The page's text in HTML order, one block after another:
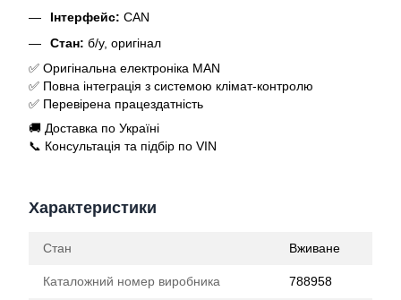
Інтерфейс: CAN
Стан: б/у, оригінал
✅ Оригінальна електроніка MAN
✅ Повна інтеграція з системою клімат-контролю
✅ Перевірена працездатність
🚚 Доставка по Україні
📞 Консультація та підбір по VIN
Характеристики
Стан Вживане
Каталожний номер виробника 788958